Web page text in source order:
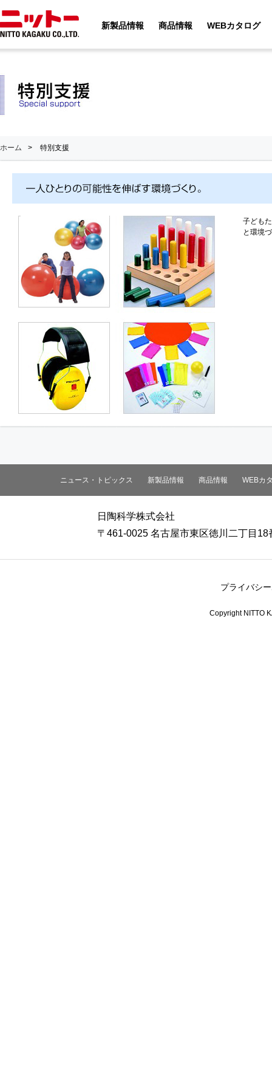
新製品情報 商品情報 WEBカタログ
ホーム > 特別支援
子ども
と環境
ニュース・トピックス 新製品情報 商品情報 WEBカ
日陶科学株式会社
〒461-0025 名古屋市東区徳川二丁目18
プライバシ
Copyright NITTO